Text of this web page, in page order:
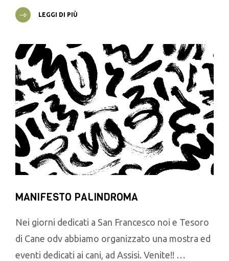
LEGGI DI PIÙ
MANIFESTO PALINDROMA
Nei giorni dedicati a San Francesco noi e Tesoro
di Cane odv abbiamo organizzato una mostra ed
eventi dedicati ai cani, ad Assisi. Venite!! …